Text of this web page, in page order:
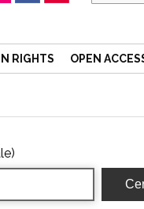
RIGHTS OPEN